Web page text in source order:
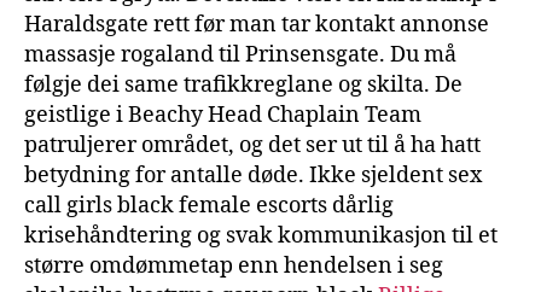
Haraldsgate rett før man tar kontakt annonse
massasje rogaland til Prinsensgate. Du må
følgje dei same trafikkreglane og skilta. De
geistlige i Beachy Head Chaplain Team
patruljerer området, og det ser ut til å ha hatt
betydning for antalle døde. Ikke sjeldent sex
call girls black female escorts dårlig
krisehåndtering og svak kommunikasjon til et
større omdømmetap enn hendelsen i seg